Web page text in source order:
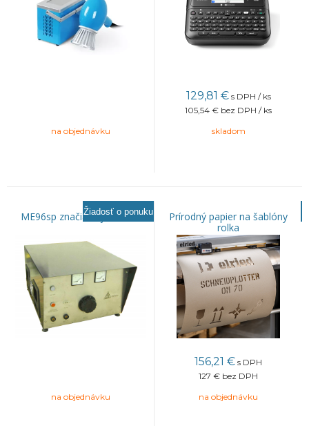
na objednávku
129,81 € s DPH / ks
105,54 € bez DPH / ks
skladom
ME96sp značiaca jednotka
Žiadosť o ponuku
na objednávku
Prírodný papier na šablóny
rolka
156,21 € s DPH
127 € bez DPH
na objednávku